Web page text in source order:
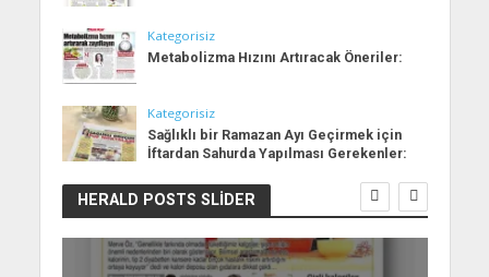
Kategorisiz
Metabolizma Hızını Artıracak Öneriler:
Kategorisiz
Sağlıklı bir Ramazan Ayı Geçirmek için
İftardan Sahurda Yapılması Gerekenler:
HERALD POSTS SLIDER